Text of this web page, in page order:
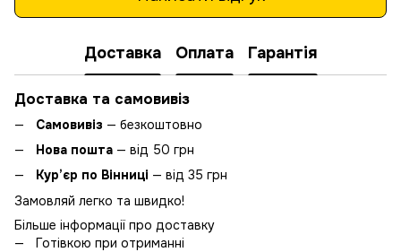
Доставка Оплата Гарантія
Доставка та самовивіз
Самовивіз — безкоштовно
Нова пошта — від 50 грн
Кур’єр по Вінниці — від 35 грн
Замовляй легко та швидко!
Більше інформації про доставку
Готівкою при отриманні